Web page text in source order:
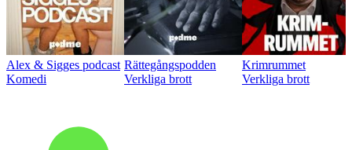
Alex & Sigges podcast
Komedi
Rättegångspodden
Verkliga brott
Krimrummet
Verkliga brott